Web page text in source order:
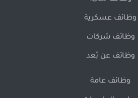
وظائف عسكرية
وظائف شركات
وظائف عن بُعد
وظائف عامة